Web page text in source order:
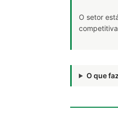
O setor
O que